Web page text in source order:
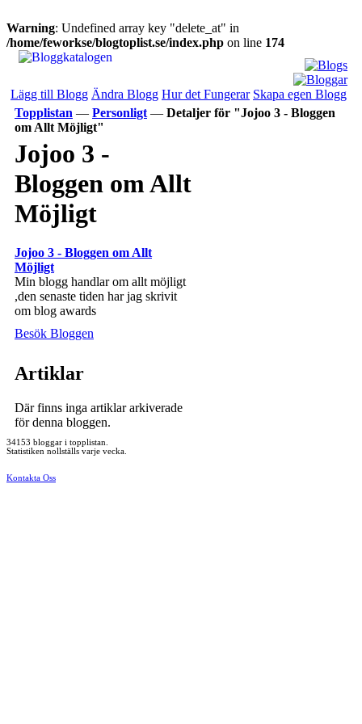
Warning: Undefined array key "delete_at" in
/home/feworkse/blogtoplist.se/index.php on line 174
Lägg till Blogg Ändra Blogg Hur det Fungerar Skapa egen Blogg
Topplistan — Personligt — Detaljer för "Jojoo 3 - Bloggen
om Allt Möjligt"
Jojoo 3 -
Bloggen om Allt
Möjligt
Jojoo 3 - Bloggen om Allt
Möjligt
Min blogg handlar om allt möjligt
,den senaste tiden har jag skrivit
om blog awards
Besök Bloggen
Artiklar
Där finns inga artiklar arkiverade
för denna bloggen.
34153 bloggar i topplistan.
Statistiken nollställs varje vecka.
Kontakta Oss